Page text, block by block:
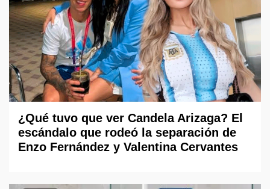
¿Qué tuvo que ver Candela Arizaga? El
escándalo que rodeó la separación de
Enzo Fernández y Valentina Cervantes